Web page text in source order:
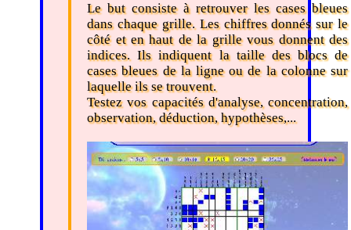
Le but consiste à retrouver les cases bleues
dans chaque grille. Les chiffres donnés sur le
côté et en haut de la grille vous donnent des
indices. Ils indiquent la taille des blocs de
cases bleues de la ligne ou de la colonne sur
laquelle ils se trouvent.
Testez vos capacités d'analyse, concentration,
observation, déduction, hypothèses,...